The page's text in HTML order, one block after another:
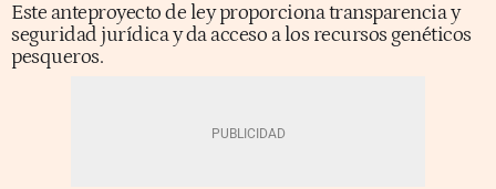
Este anteproyecto de ley proporciona transparencia y
seguridad jurídica y da acceso a los recursos genéticos
pesqueros.